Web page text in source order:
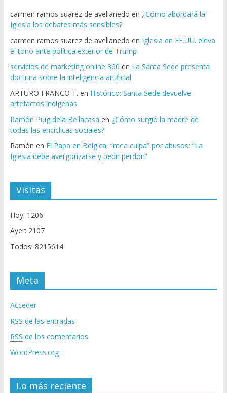
carmen ramos suarez de avellanedo en ¿Cómo abordará la
Iglesia los debates más sensibles?
carmen ramos suarez de avellanedo en Iglesia en EE.UU. eleva
el tono ante política exterior de Trump
servicios de marketing online 360 en La Santa Sede presenta
doctrina sobre la inteligencia artificial
ARTURO FRANCO T. en Histórico: Santa Sede devuelve
artefactos indígenas
Ramón Puig dela Bellacasa en ¿Cómo surgió la madre de
todas las encíclicas sociales?
Ramón en El Papa en Bélgica, “mea culpa” por abusos: “La
Iglesia debe avergonzarse y pedir perdón”
Visitas
Hoy: 1206
Ayer: 2107
Todos: 8215614
Meta
Acceder
RSS de las entradas
RSS de los comentarios
WordPress.org
Lo más reciente